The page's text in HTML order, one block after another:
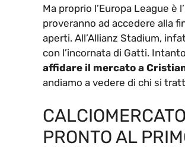
Ma proprio l’Europa League
proveranno ad accedere alla
aperti. All’Allianz Stadium,
con l’incornata di Gatti. Intanto
affidare il mercato a
andiamo a vedere di chi si
PRONTO AL